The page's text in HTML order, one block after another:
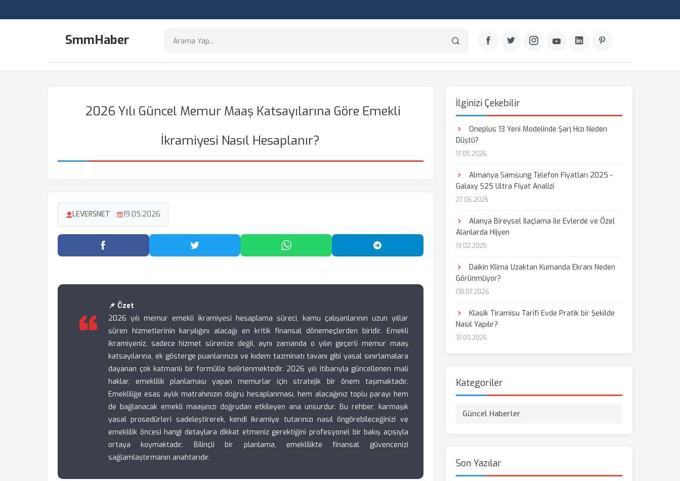
SmmHaber
2026 Yılı Güncel Memur Maaş Katsayılarına Göre Emekli
İkramiyesi Nasıl Hesaplanır?
LEVERSNET 19.05.2026
Facebook'ta Paylaş Twitter'da Paylaş WhatsApp'ta Paylaş Telegram'da Paylaş
📌 Özet
2026 yılı memur emekli ikramiyesi hesaplama süreci, kamu çalışanlarının uzun yıllar
süren hizmetlerinin karşılığını alacağı en kritik finansal dönemeçlerden biridir. Emekli
ikramiyeniz, sadece hizmet sürenize değil, aynı zamanda o yılın geçerli memur maaş
katsayılarına, ek gösterge puanlarınıza ve kıdem tazminatı tavanı gibi yasal sınırlamalara
dayanan çok katmanlı bir formülle belirlenmektedir. 2026 yılı itibarıyla güncellenen mali
haklar, emeklilik planlaması yapan memurlar için stratejik bir önem taşımaktadır.
Emekliliğe esas aylık matrahınızın doğru hesaplanması, hem alacağınız toplu parayı hem
de bağlanacak emekli maaşınızı doğrudan etkileyen ana unsurdur. Bu rehber, karmaşık
yasal prosedürleri sadeleştirerek, kendi ikramiye tutarınızı nasıl öngörebileceğinizi ve
emeklilik öncesi hangi detaylara dikkat etmeniz gerektiğini profesyonel bir bakış açısıyla
ortaya koymaktadır. Bilinçli bir planlama, emeklilikte finansal güvencenizi
sağlamlaştırmanın anahtarıdır.
İlginizi Çekebilir
Oneplus 13 Yeni Modelinde Şarj Hızı Neden
Düştü?
17.05.2026
Almanya Samsung Telefon Fiyatları 2025 -
Galaxy S25 Ultra Fiyat Analizi
27.06.2025
Alanya Bireysel İlaçlama ile Evlerde ve Özel
Alanlarda Hijyen
13.02.2025
Daikin Klima Uzaktan Kumanda Ekranı Neden
Görünmüyor?
08.07.2026
Klasik Tiramisu Tarifi Evde Pratik bir Şekilde
Nasıl Yapılır?
31.03.2026
Kategoriler
Güncel Haberler
Son Yazılar